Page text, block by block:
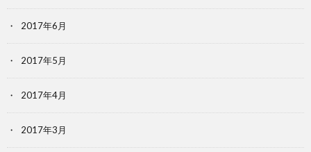
2017年6月
2017年5月
2017年4月
2017年3月